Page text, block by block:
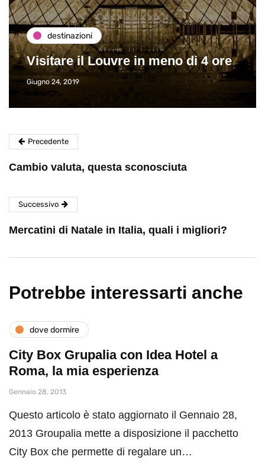
destinazioni
Visitare il Louvre in meno di 4 ore
Giugno 24, 2019
Precedente
Cambio valuta, questa sconosciuta
Successivo
Mercatini di Natale in Italia, quali i migliori?
Potrebbe interessarti anche
dove dormire
City Box Grupalia con Idea Hotel a
Roma, la mia esperienza
Gennaio 28, 2013
Questo articolo è stato aggiornato il Gennaio 28,
2013 Groupalia mette a disposizione il pacchetto
City Box che permette di regalare un…